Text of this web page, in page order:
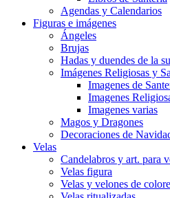
Agendas y Calendarios
Figuras e imágenes
Ángeles
Brujas
Hadas y duendes de la
Imágenes Religiosas y
Imagenes de
Imagenes
Imagenes varias
Magos y Dragones
Decoraciones de
Velas
Candelabros y art. para
Velas figura
Velas y velones de